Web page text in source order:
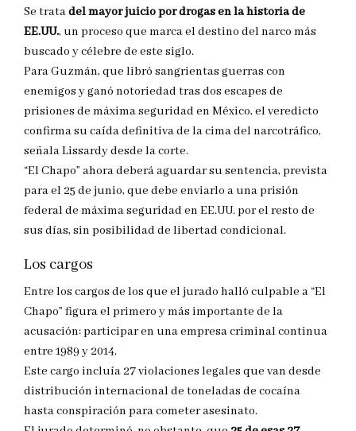
Se tratadel mayor juicio por drogas en la historia de
EE.UU., un proceso que marca el destino del narco más
buscado y célebre de este siglo.
Para Guzmán, que libró sangrientas guerras con
enemigos y ganó notoriedad tras dos escapes de
prisiones de máxima seguridad en México, el veredicto
confirma su caída definitiva de la cima del narcotráfico,
señala Lissardy desde la corte.
“El Chapo” ahora deberá aguardar su sentencia, prevista
para el 25 de junio, que debe enviarlo a una prisión
federal de máxima seguridad en EE.UU. por el resto de
sus días, sin posibilidad de libertad condicional.
Los cargos
Entre los cargos de los que el jurado halló culpable a “El
Chapo” figura el primero y más importante de la
acusación: participar en una empresa criminal continua
entre 1989 y 2014.
Este cargo incluía 27 violaciones legales que van desde
distribución internacional de toneladas de cocaína
hasta conspiración para cometer asesinato.